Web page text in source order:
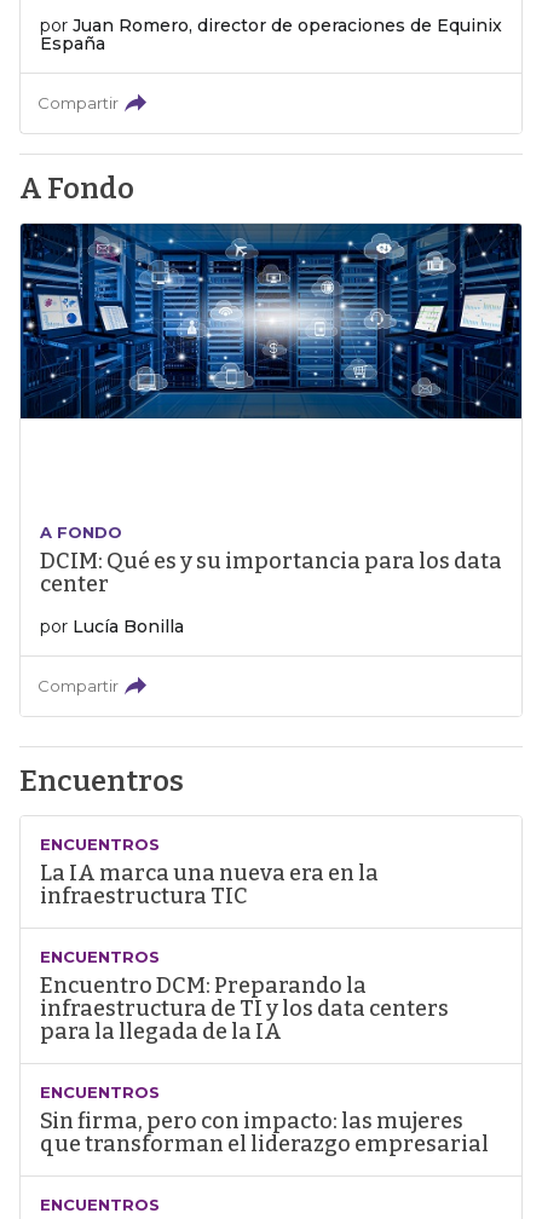
por Juan Romero, director de operaciones de Equinix
España
Compartir
A Fondo
A FONDO
DCIM: Qué es y su importancia para los data
center
por Lucía Bonilla
Compartir
Encuentros
ENCUENTROS
La IA marca una nueva era en la
infraestructura TIC
ENCUENTROS
Encuentro DCM: Preparando la
infraestructura de TI y los data centers
para la llegada de la IA
ENCUENTROS
Sin firma, pero con impacto: las mujeres
que transforman el liderazgo empresarial
ENCUENTROS